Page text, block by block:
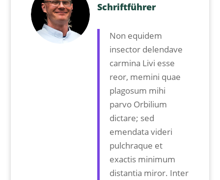
⁠Schriftführer
Non equidem
insector delendave
carmina Livi esse
reor, memini quae
plagosum mihi
parvo Orbilium
dictare; sed
emendata videri
pulchraque et
exactis minimum
distantia miror. Inter